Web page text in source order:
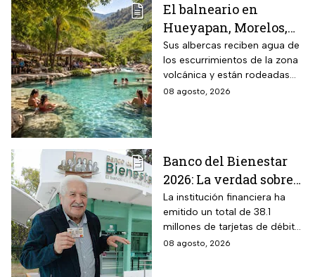
El balneario en
Hueyapan, Morelos,
que combina albercas
cristalinas con la
naturaleza del volcán
Popocatépetl y cuesta
Sus albercas reciben agua de
los escurrimientos de la zona
volcánica y están rodeadas
de vegetación, áreas verdes y
08 agosto, 2026
Banco del Bienestar
2026: La verdad sobre
entrar a Buró de
Crédito por tenerla
La institución financiera ha
emitido un total de 38.1
millones de tarjetas de débito
para la dispersión de los
08 agosto, 2026